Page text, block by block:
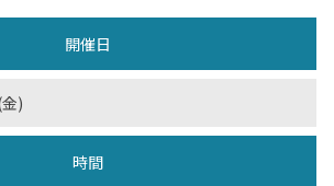
開催日
)
時間